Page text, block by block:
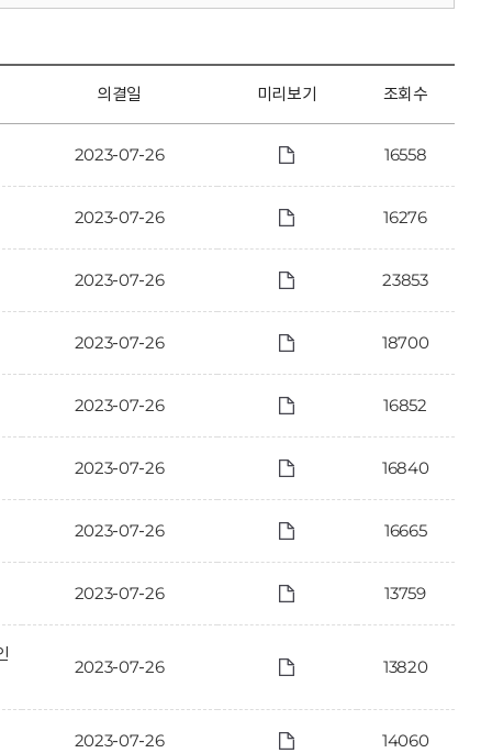
의결일 미리보기 조회수
2023-07-26 16558
2023-07-26 16276
2023-07-26 23853
2023-07-26 18700
2023-07-26 16852
2023-07-26 16840
2023-07-26 16665
2023-07-26 13759
2023-07-26 13820
2023-07-26 14060